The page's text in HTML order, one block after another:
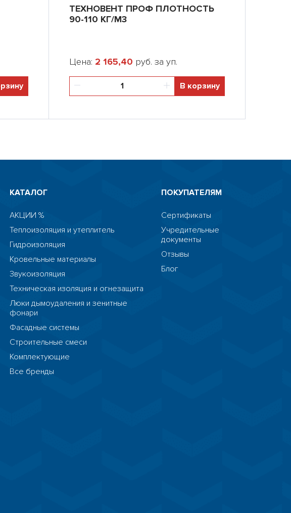
ТЕХНОВЕНТ ПРОФ ПЛОТНОСТЬ
90-110 КГ/М3
Цена: 2 165,40 руб. за уп.
В корзину
КАТАЛОГ
АКЦИИ %
Теплоизоляция и утеплитель
Гидроизоляция
Кровельные материалы
Звукоизоляция
Техническая изоляция и огнезащита
Люки дымоудаления и зенитные
фонари
Фасадные системы
Строительные смеси
Комплектующие
Все бренды
ПОКУПАТЕЛЯМ
Сертификаты
Учредительные
документы
Отзывы
Блог